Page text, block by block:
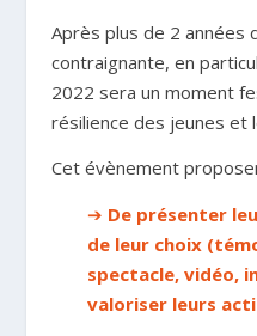
Après plus de 2 années
contraignante, en
2022 sera un moment
résilience des jeunes et
Cet évènement
➔ De présenter
de leur choix
spectacle, vidéo,
valoriser leurs